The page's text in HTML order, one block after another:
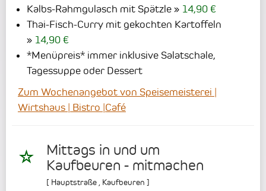
Kalbs-Rahmgulasch mit Spätzle
14,90 €
Thai-Fisch-Curry mit gekochten Kartoffeln
14,90 €
*Menüpreis* immer inklusive Salatschale,
Tagessuppe oder Dessert
Zum Wochenangebot von Speisemeisterei |
Wirtshaus | Bistro |Café
Mittags in und um
Kaufbeuren - mitmachen
[ Hauptstraße Kaufbeuren ]